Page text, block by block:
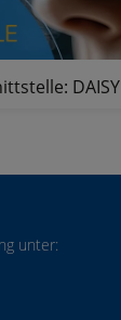
DAISY
unter: